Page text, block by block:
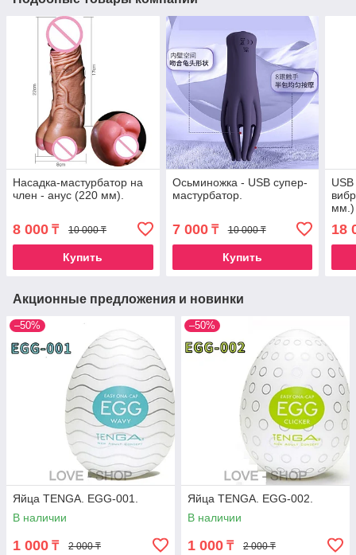
Насадка-мастурбатор на
член - анус (220 мм).
8 000 ₸ 10 000 ₸
Купить
Осьминожка - USB супер-
мастурбатор.
7 000₸ 10 000 ₸
Купить
мм.)
18
Акционные предложения и новинки
–50%
Яйца TENGA. EGG-001.
В наличии
1 000 ₸ 2 000 ₸
–50%
Яйца TENGA. EGG-002.
В наличии
1 000 ₸ 2 000 ₸